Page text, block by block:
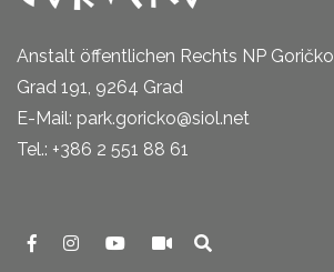
Anstalt öffentlichen Rechts NP Goričko
Grad 191, 9264 Grad
E-Mail: park.goricko@siol.net
Tel.: +386 2 551 88 61